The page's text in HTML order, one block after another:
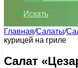
Искать
Главная/Салаты/
курицей на гриле
Салат